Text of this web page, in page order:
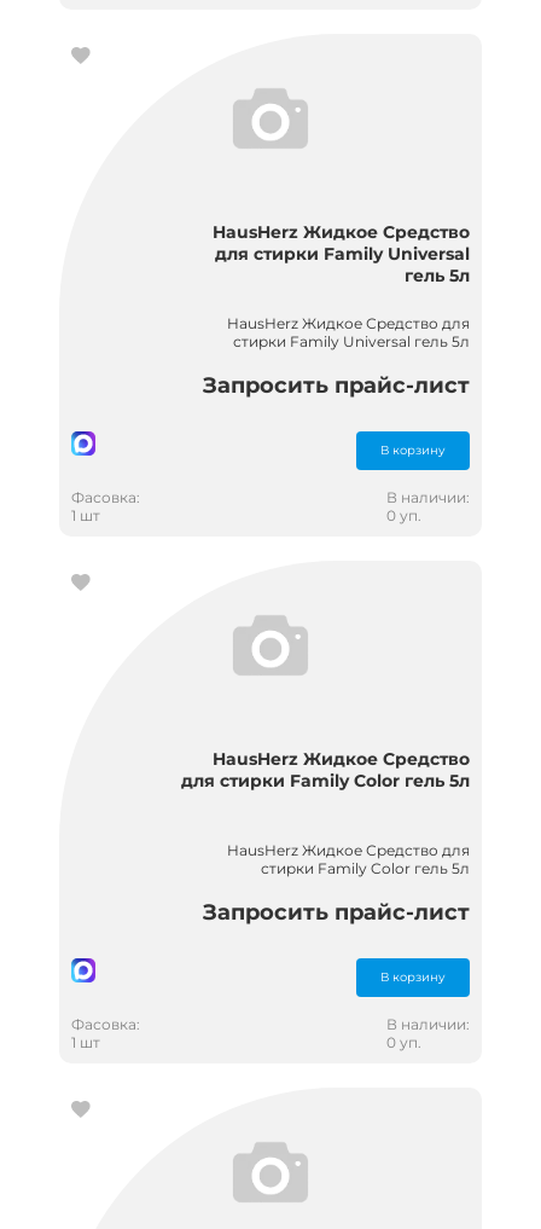
HausHerz Жидкое Средство
для стирки Family Universal
гель 5л
HausHerz Жидкое Средство для
стирки Family Universal гель 5л
Запросить прайс-лист
В корзину
Фасовка:
1 шт
В наличии:
0 уп.
HausHerz Жидкое Средство
для стирки Family Color гель 5л
HausHerz Жидкое Средство для
стирки Family Color гель 5л
Запросить прайс-лист
В корзину
Фасовка:
1 шт
В наличии:
0 уп.